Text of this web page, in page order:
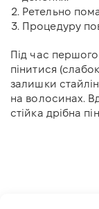
Ретельно
Процедуру
Під час
пінитися
залишки
на волосинах.
стійка дрібна